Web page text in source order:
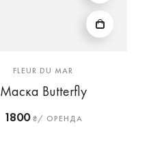
FLEUR DU MAR
Маска Butterfly
1800₴/ ОРЕНДА